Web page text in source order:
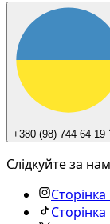
+380 (98) 744 64 19
Слідкуйте за